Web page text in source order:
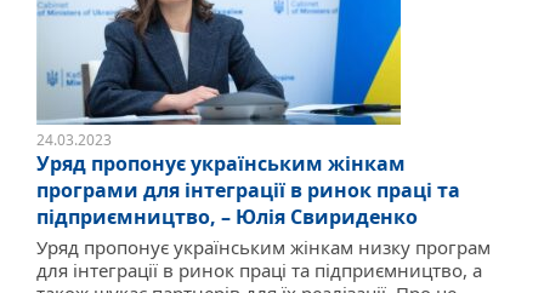
24.03.2023
Уряд пропонує українським жінкам
програми для інтеграції в ринок праці та
підприємництво, – Юлія Свириденко
Уряд пропонує українським жінкам низку програм
для інтеграції в ринок праці та підприємництво, а